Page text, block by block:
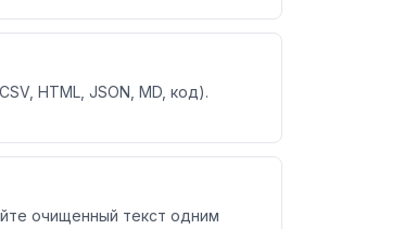
HTML, JSON, MD, код).
очищенный текст одним